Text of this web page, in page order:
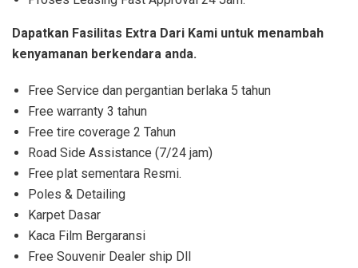
Dapatkan Fasilitas Extra Dari Kami untuk menambah
kenyamanan berkendara anda.
Free Service dan pergantian berlaka 5 tahun
Free warranty 3 tahun
Free tire coverage 2 Tahun
Road Side Assistance (7/24 jam)
Free plat sementara Resmi.
Poles & Detailing
Karpet Dasar
Kaca Film Bergaransi
Free Souvenir Dealer ship Dll